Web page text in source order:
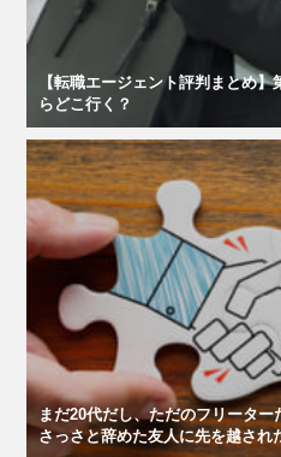
【転職エージェント評判まとめ
らどこ行く？
まだ20代だし、ただのフリータ
さっさと辞めた友人に先を越され